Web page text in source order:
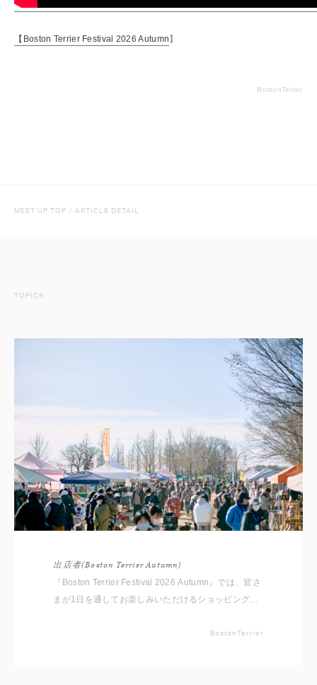
【 Boston Terrier Festival 2026 Autumn】
BostonTerrier
MEET UP TOP / ARTICLE DETAIL
TOPICS
出店者(Boston Terrier Autumn)
『Boston Terrier Festival 2026 Autumn』では、皆さ
まが1日を通してお楽しみいただけるショッピングエ
共に出店者をご紹介いたしますので事前にチェックし
BostonTerrier